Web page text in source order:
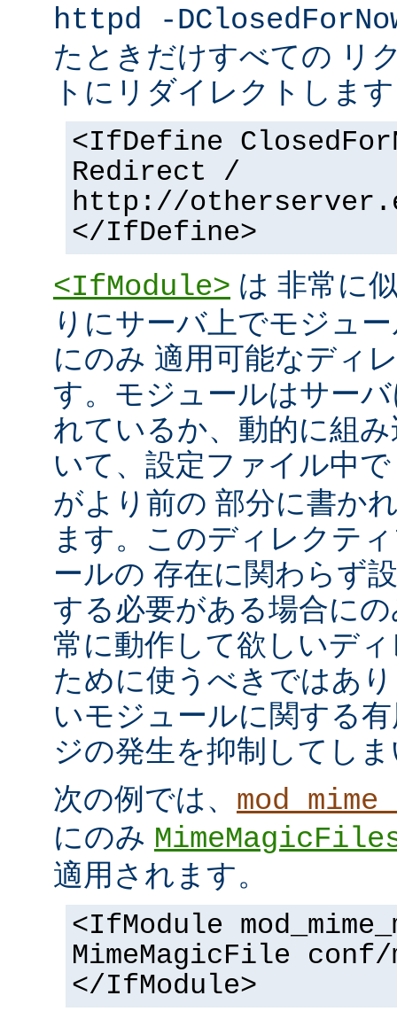
httpd -
たときだけすべての リ
トにリダイレクトしま
<IfDefine
Redirect /
http://
</IfDefine>
<IfModule> は 非常に
りにサーバ上でモジュ
にのみ 適用可能なディ
す。モジュールはサー
れているか、動的に組
いて、設定ファイル中
がより前の 部分に書か
ます。このディレクテ
ールの 存在に関わらず
する必要がある場合に
常に動作して欲しいデ
ために使うべきではあ
いモジュールに関する
ジの発生を抑制してし
次の例では、
にのみ
適用されます。
<IfModule
MimeMagicFile conf/
</IfModule>